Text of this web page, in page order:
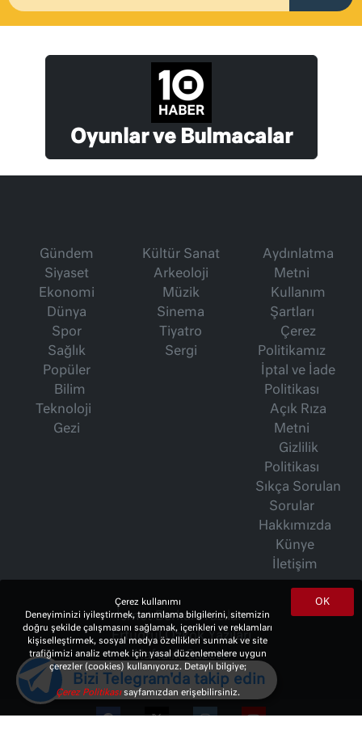
Oyunlar ve Bulmacalar
Gündem
Siyaset
Ekonomi
Dünya
Spor
Sağlık
Popüler
Bilim
Teknoloji
Gezi
Kültür Sanat
Arkeoloji
Müzik
Sinema
Tiyatro
Sergi
Aydınlatma
Metni
Kullanım
Şartları
Çerez
Politikamız
İptal ve İade
Politikası
Açık Rıza
Metni
Gizlilik
Politikası
Sıkça Sorulan
Sorular
Hakkımızda
Künye
İletişim
İsmet Berkan Yazıları
Ertuğrul Özkök Yazıları
Haftalık Gazete
OK
Çerez kullanımı
Deneyiminizi iyileştirmek, tanımlama bilgilerini, sitemizin
doğru şekilde çalışmasını sağlamak, içerikleri ve reklamları
kişiselleştirmek, sosyal medya özellikleri sunmak ve site
trafiğimizi analiz etmek için yasal düzenlemelere uygun
çerezler (cookies) kullanıyoruz. Detaylı bilgiye;
Çerez Politikasısayfamızdan erişebilirsiniz.
Bizi Telegram'da takip edin